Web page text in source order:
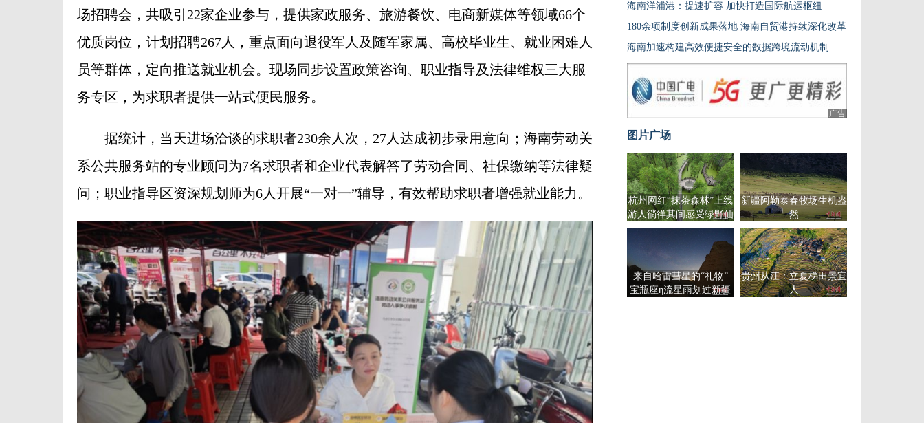
场招聘会，共吸引22家企业参与，提供家政服务、旅游餐饮、电商新媒体等领域66个
优质岗位，计划招聘267人，重点面向退役军人及随军家属、高校毕业生、就业困难人
员等群体，定向推送就业机会。现场同步设置政策咨询、职业指导及法律维权三大服
务专区，为求职者提供一站式便民服务。
据统计，当天进场洽谈的求职者230余人次，27人达成初步录用意向；海南劳动关
系公共服务站的专业顾问为7名求职者和企业代表解答了劳动合同、社保缴纳等法律疑
问；职业指导区资深规划师为6人开展“一对一”辅导，有效帮助求职者增强就业能力。
海南洋浦港：提速扩容 加快打造国际航运枢纽
180余项制度创新成果落地 海南自贸港持续深化改革
海南加速构建高效便捷安全的数据跨境流动机制
广告
图片广场
杭州网红“抹茶森林”上线
游人徜徉其间感受绿野仙
踪
新疆阿勒泰春牧场生机盎
然
来自哈雷彗星的“礼物”
宝瓶座η流星雨划过新疆
贵州从江：立夏梯田景宜
人